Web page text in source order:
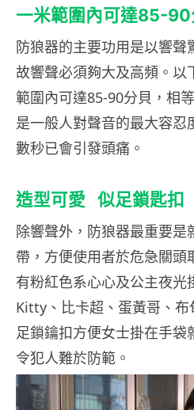
一米範圍內可達85-90
防狼器的主要功用是以響聲
故響聲必須夠大及高頻。以
範圍內可達85-90分貝，相
是一般人對聲音的最大容忍
數秒已會引發頭痛。
造型可愛 似足鎖匙扣
除響聲外，防狼器最重要是
帶，方便使用者於危急關頭
有粉紅色系心心及公主夜
Kitty、比卡超、蛋黃哥、
足鎖鑰扣方便女士掛在手袋
令犯人難於防範。